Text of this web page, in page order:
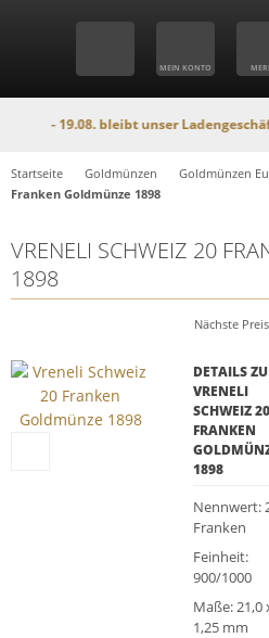
MEIN KONTO
- 19.08. bleibt unser Ladengeschäft
Startseite Goldmünzen Goldmünzen
Franken Goldmünze 1898
VRENELI SCHWEIZ 20
1898
Nächste
DETAILS ZU
VRENELI
SCHWEIZ 20
FRANKEN
1898
Nennwert:
Franken
Feinheit:
900/1000
Maße: 21,0
1,25 mm